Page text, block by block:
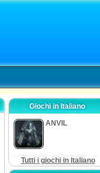
Giochi in Italiano
ANVIL
Tutti i giochi in Italiano